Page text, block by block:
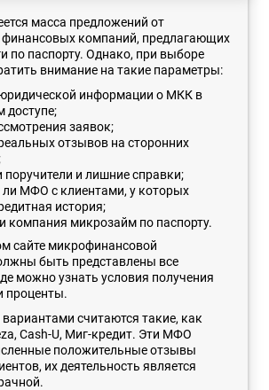
масса предложений от
компаний, предлагающих
по паспорту. Однако, при выборе
внимание на такие параметры:
информации о МКК в
доступе;
заявок;
отзывов на сторонних
и лишние справки;
ли МФО с клиентами, у которых
история;
компания микрозайм по паспорту.
сайте микрофинансовой
быть представлены все
можно узнать условия получения
проценты.
считаются такие, как
Cash-U, Миг-кредит. Эти МФО
положительные отзывы
их деятельность является